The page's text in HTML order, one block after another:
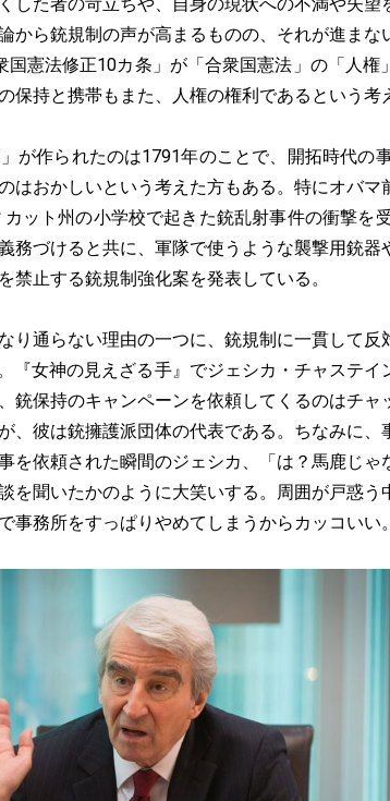
から銃規制の声が高まるものの、それが進まな
国憲法修正10カ条」が「合衆国憲法」の「人権
保持と携帯もまた、人権の権利であるという考
が作られたのは1791年のことで、開拓時代の
はおかしいという考えた方もある。特にオバマ
ット州の小学校で起きた銃乱射事件の衝撃を
務づけると共に、軍隊で使うような襲撃用銃器
禁止する銃規制強化案を発表している。
り通らない理由の一つに、銃規制に一貫して反
『女神の見えざる手』でジェシカ・チャステイ
銃保持のキャンペーンを依頼してくるのはチャ
、彼は銃擁護派団体の代表である。ちなみに、
を依頼された瞬間のジェシカ、「は？馬鹿じゃ
を聞いたかのように大笑いする。周囲が戸惑う
事務所をすっぱりやめてしまうからカッコいい。